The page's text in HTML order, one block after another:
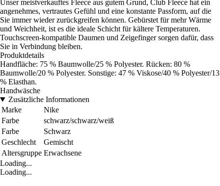
Unser meistverkauftes Fleece aus gutem Grund, Club Fleece hat ein
angenehmes, vertrautes Gefühl und eine konstante Passform, auf die
Sie immer wieder zurückgreifen können. Gebürstet für mehr Wärme
und Weichheit, ist es die ideale Schicht für kältere Temperaturen.
Touchscreen-kompatible Daumen und Zeigefinger sorgen dafür, dass
Sie in Verbindung bleiben.
Produktdetails
Handfläche: 75 % Baumwolle/25 % Polyester. Rücken: 80 %
Baumwolle/20 % Polyester. Sonstige: 47 % Viskose/40 % Polyester/13
% Elasthan.
Handwäsche
Zusätzliche Informationen
Marke
Nike
Farbe
schwarz/schwarz/weiß
Farbe
Schwarz
Geschlecht
Gemischt
Altersgruppe Erwachsene
Loading...
Loading...